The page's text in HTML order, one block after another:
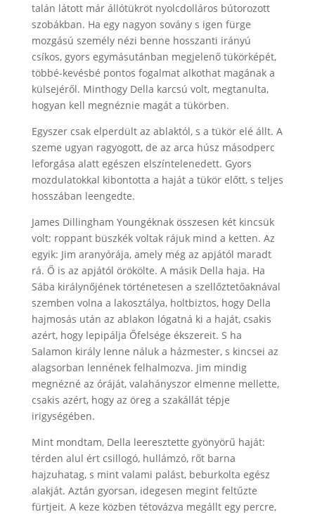
talán látott már állótükröt nyolcdolláros bútorozott
szobákban. Ha egy nagyon sovány s igen fürge
mozgású személy nézi benne hosszanti irányú
csíkos, gyors egymásutánban megjelenő tükörképét,
többé-kevésbé pontos fogalmat alkothat magának a
külsejéről. Minthogy Della karcsú volt, megtanulta,
hogyan kell megnéznie magát a tükörben.
Egyszer csak elperdült az ablaktól, s a tükör elé állt. A
szeme ugyan ragyogott, de az arca húsz másodperc
leforgása alatt egészen elszíntelenedett. Gyors
mozdulatokkal kibontotta a haját a tükör előtt, s teljes
hosszában leengedte.
James Dillingham Youngéknak összesen két kincsük
volt: roppant büszkék voltak rájuk mind a ketten. Az
egyik: Jim aranyórája, amely még az apjától maradt
rá. Ő is az apjától örökölte. A másik Della haja. Ha
Sába királynőjének történetesen a szellőztetőaknával
szemben volna a lakosztálya, holtbiztos, hogy Della
hajmosás után az ablakon lógatná ki a haját, csakis
azért, hogy lepipálja Őfelsége ékszereit. S ha
Salamon király lenne náluk a házmester, s kincsei az
alagsorban lennének felhalmozva. Jim mindig
megnézné az óráját, valahányszor elmenne mellette,
csakis azért, hogy az öreg a szakállát tépje
irigységében.
Mint mondtam, Della leeresztette gyönyörű haját:
térden alul ért csillogó, hullámzó, rőt barna
hajzuhatag, s mint valami palást, beburkolta egész
alakját. Aztán gyorsan, idegesen megint feltűzte
fürtjeit. A keze közben tétovázva megállt egy percre,